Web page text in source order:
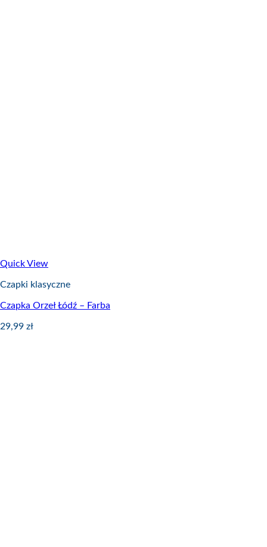
Quick View
Czapki klasyczne
Czapka Orzeł Łódź – Farba
29,99 zł